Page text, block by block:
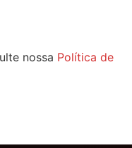
nossa Política de